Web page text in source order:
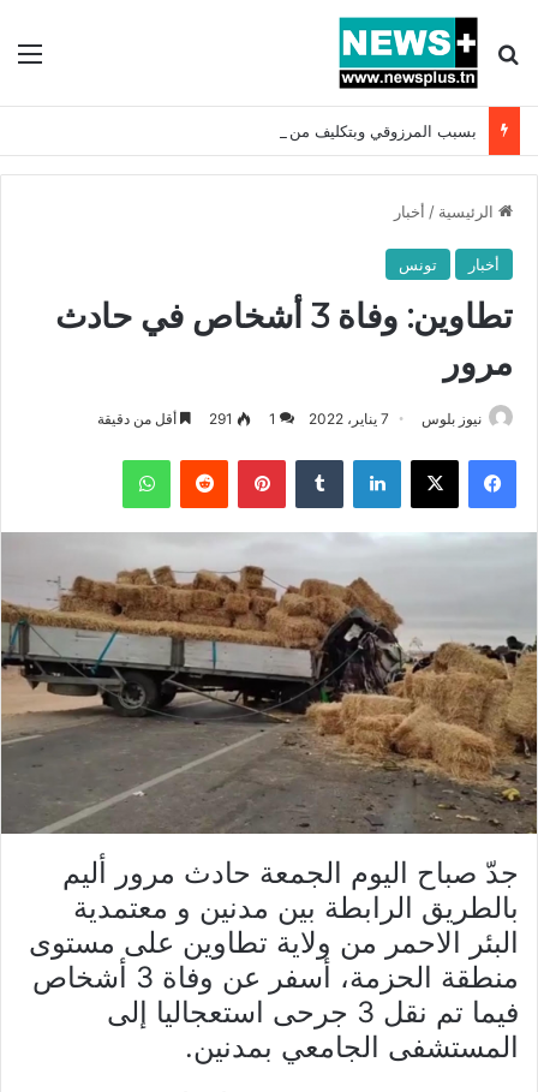
بحث عن
الرئيسية / أخبار
أخبار تونس
تطاوين: وفاة 3 أشخاص في حادث
مرور
نيوز بلوس 7 يناير، 2022 1
291 أقل من دقيقة
فيسبوك X لينكدإن بينتيريست واتساب
جدّ صباح اليوم الجمعة حادث مرور أليم
بالطريق الرابطة بين مدنين و معتمدية
البئر الاحمر من ولاية تطاوين على مستوى
منطقة الحزمة، أسفر عن وفاة 3 أشخاص
فيما تم نقل 3 جرحى استعجاليا إلى
المستشفى الجامعي بمدنين.